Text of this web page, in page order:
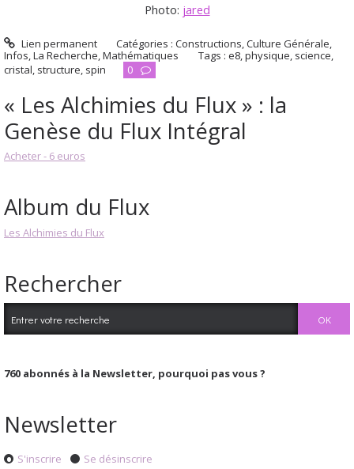
Photo: jared
Lien permanent Catégories :Constructions,Culture Générale,
Infos,La Recherche,Mathématiques Tags : e8,physique, science,
cristal, structure, spin 0
« Les Alchimies du Flux » : la
Genèse du Flux Intégral
Acheter - 6 euros
Album du Flux
Les Alchimies du Flux
Rechercher
760 abonnés à la Newsletter, pourquoi pas vous ?
Newsletter
S'inscrire Se désinscrire